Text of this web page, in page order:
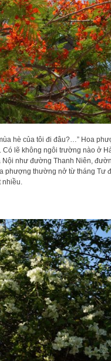
hè của tôi đi đâu?…” Hoa
lẽ không ngôi trường nào ở
Nội như đường Thanh Niên,
phượng thường nở từ tháng Tư
nhiều.